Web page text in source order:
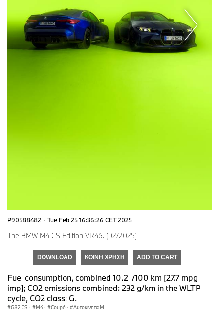
P90588482 · Tue Feb 25 16:36:26 CET 2025
The BMW M4 CS Edition VR46. (02/2025)
DOWNLOAD ΚΟΙΝΉ ΧΡΉΣΗ ADD TO CART
Fuel consumption, combined 10.2 l/100 km [27.7 mpg
imp]; CO2 emissions combined: 232 g/km in the WLTP
cycle, CO2 class: G.
G82 CS · M4 · Coupé · Αυτοκίνητα M